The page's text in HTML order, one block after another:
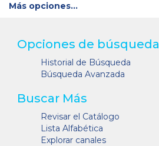
Más opciones…
Opciones de búsqueda
Historial de Búsqueda
Búsqueda Avanzada
Buscar Más
Revisar el Catálogo
Lista Alfabética
Explorar canales